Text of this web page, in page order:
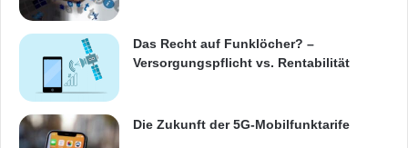
Das Recht auf Funklöcher? –
Versorgungspflicht vs. Rentabilität
Die Zukunft der 5G-Mobilfunktarife